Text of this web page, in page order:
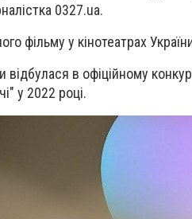
0327.ua.
фільму у кінотеатрах
відбулася в офіційному
у 2022 році.